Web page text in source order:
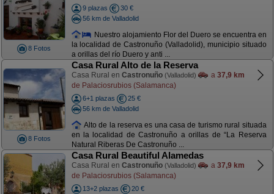
8 Fotos
9 plazas
30 €
56 km de Valladolid
Nuestro alojamiento Flor del Duero se encuentra en
la localidad de Castronuño (Valladolid), municipio situado
a orillas del río Duero y anti ...
8 Fotos
Casa Rural Alto de la Reserva
Casa Rural en Castronuño (Valladolid) a 37,9 km
de Palaciosrubios (Salamanca)
6+1 plazas
25 €
56 km de Valladolid
Alto de la reserva es una casa de turismo rural situada
en la localidad de Castronuño a orillas de “La Reserva
Natural Riberas De Castronuño ...
Casa Rural Beautiful Alamedas
Casa Rural en Castronuño (Valladolid) a 37,9 km
de Palaciosrubios (Salamanca)
13+2 plazas
20 €